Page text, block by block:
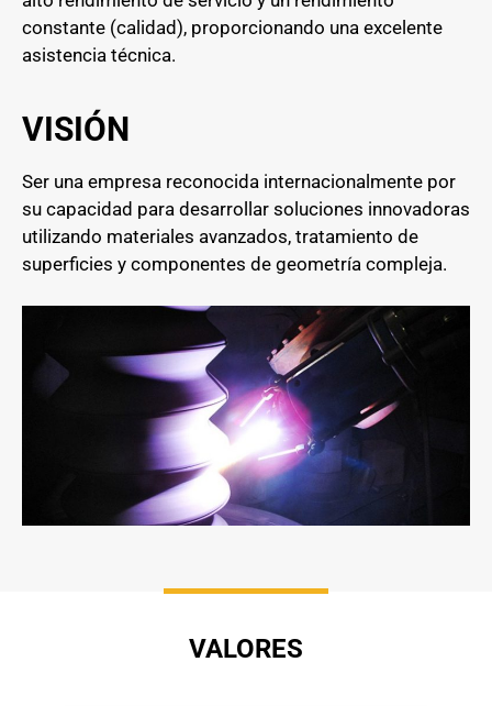
constante (calidad), proporcionando una excelente
asistencia técnica.
VISIÓN
Ser una empresa reconocida internacionalmente por
su capacidad para desarrollar soluciones innovadoras
utilizando materiales avanzados, tratamiento de
superficies y componentes de geometría compleja.
VALORES